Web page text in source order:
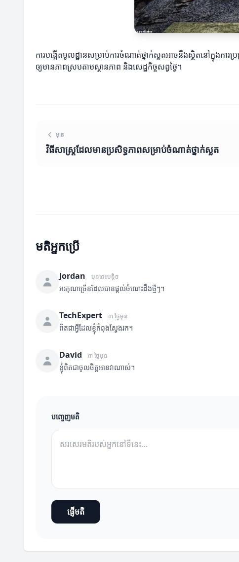
ការបង្កើតមូលដ្ឋានសម្រាប់ការចំណាត់ថ្នាក់ស្លតអាចនឹងស្ថិតនៅក្នុងការ
ឲ្យមានភាពស្របតាមស្ថានភាព និងសេដ្ឋកិច្ចសព្វថ្ងៃ។
មុន
វិធីសាស្ត្រ​ដែលមានប្រសិទ្ធភាពសម្រាប់ចំណាត់ថ្នាក់ស្លត
មតិអ្នកប្រើ
Jordan មុននេះបន្តិច
អរគុណច្រើនដែលបានផ្តល់ចំណេះដឹងថ្មីៗ។
TechExpert ៣ ថ្ងៃមុន
ពិតជាអ្វីដែលខ្ញុំកំពុងស្វែងរក។
David ៣ ថ្ងៃមុន
ខ្ញុំពិតជាចូលចិត្តអានវាណាស់។
បញ្ចេញមតិ
ផ្ញើមតិ